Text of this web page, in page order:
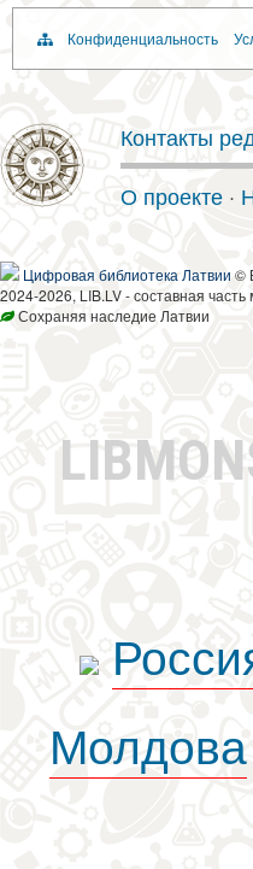
Конфиденциальность
Контакты
О проекте ·
Цифровая библиотека Латвии ©
2024-2026, LIB.LV - составная
Сохраняя наследие Латвии
Молдова